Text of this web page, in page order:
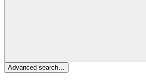
Advanced search…